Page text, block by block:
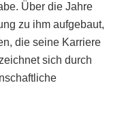
Über die Jahre
zu ihm aufgebaut,
die seine Karriere
zeichnet sich durch